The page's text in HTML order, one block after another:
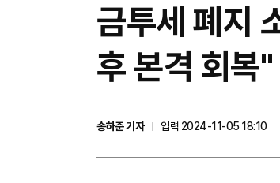
금투세 폐지
후 본격 회복"
송하준 기자
입력 2024-11-05 18:10